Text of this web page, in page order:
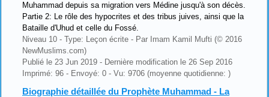
Muhammad depuis sa migration vers Médine jusqu'à son décès.
Partie 2: Le rôle des hypocrites et des tribus juives, ainsi que la
Bataille d'Uhud et celle du Fossé.
Niveau 10 - Type: Leçon écrite - Par Imam Kamil Mufti (© 2016
NewMuslims.com)
Publié le 23 Jun 2019 - Dernière modification le 26 Sep 2016
Imprimé: 96 - Envoyé: 0 - Vu: 9706 (moyenne quotidienne: )
Biographie détaillée du Prophète Muhammad - La